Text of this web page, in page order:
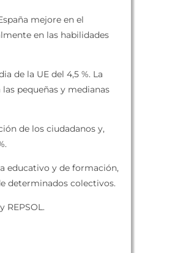
mejore en el
en las habilidades
de la UE del 4,5 %. La
pequeñas y medianas
de los ciudadanos y,
educativo y de formación,
determinados colectivos.
REPSOL.